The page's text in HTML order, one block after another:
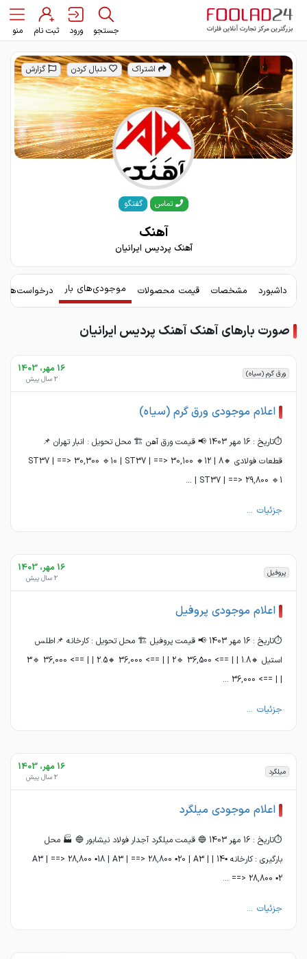
جستجو ورود ثبت نام منو
اشتراک دنبال کردن گزارش
تماس گفتگو
آهنک
آهنک پردیس ایرانیان
داشبورد مشخصات قیمت محصولات موجودی‌های بار
صورت بارهای آهنک آهنک پردیس ایرانیان
ورق گرم (سیاه) 16 مهر، 1403
2 سال پیش
اعلام موجودی ورق گرم (سیاه)
⏱️تاریخ : 16 مهر 1403 📢 قیمت ورق آهن 🏗 محل تحویل : انبار تهران 📌
قطعات فولادی 🔸8 | ST37 | ==> 30,300 🔹10 | ST37 | ==> 30,100 🔸12
| ST37 | ==> 29,800 🔹1 ...
جزئیات ...
پروفیل 16 مهر، 1403
2 سال پیش
اعلام موجودی پروفیل
⏱️تاریخ : 16 مهر 1403 📢 قیمت پروفیل 🏗 محل تحویل : کارخانه 📌اطلس
استیل 🔸1.8 | | ==> 36,500 🔹2 | | ==> 36,000 🔸2.5 | | ==> 36,000 🔹3
| | ==> 36,000 ...
جزئیات ...
میلگرد 16 مهر، 1403
2 سال پیش
اعلام موجودی میلگرد
⏱️تاریخ : 16 مهر 1403 🔵 قیمت میلگرد آجدار فولاد نیشابور 🔵 🏭 محل
بارگیری : کارخانه ▪️14 | A3 | ==> 28,800 ▪️18 | A3 | ==> 28,800 ▪️20 | A3 |
==> 28,800 ▪️2 ...
جزئیات ...